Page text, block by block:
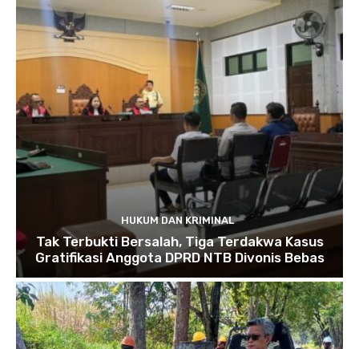
HUKUM DAN KRIMINAL
Tak Terbukti Bersalah, Tiga Terdakwa Kasus
Gratifikasi Anggota DPRD NTB Divonis Bebas